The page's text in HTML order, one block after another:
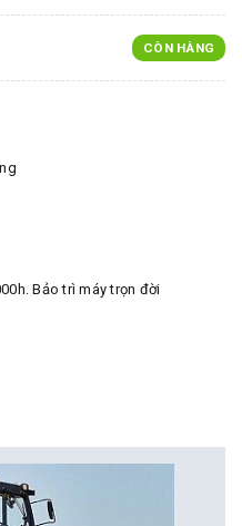
CÒN HÀNG
Bảo trì máy trọn đời